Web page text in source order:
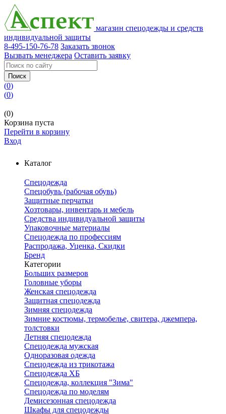
магазин спецодежды и средств
индивидуальной защиты
8-495-150-76-78 Заказать звонок
Вызвать менеджера Оставить заявку
Поиск
(0)
(0)
(0)
Корзина пуста
Перейти в корзину
Вход
Каталог
Спецодежда
Спецобувь (рабочая обувь)
Защитные перчатки
Хозтовары, инвентарь и мебель
Средства индивидуальной защиты
Упаковочные материалы
Спецодежда по профессиям
Распродажа, Уценка, Скидки
Бренд
Категории
Больших размеров
Головные уборы
Женская спецодежда
Защитная спецодежда
Зимняя спецодежда
Зимние костюмы, термобелье, свитера, джемпера,
толстовки
Летняя спецодежда
Спецодежда мужская
Одноразовая одежда
Спецодежда из трикотажа
Спецодежда ХБ
Спецодежда, коллекция "Зима"
Спецодежда по моделям
Демисезонная спецодежда
Шкафы для спецодежды